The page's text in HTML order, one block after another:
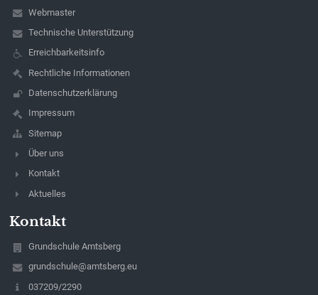
Webmaster
Technische Unterstützung
Erreichbarkeitsinfo
Rechtliche Informationen
Datenschutzerklärung
Impressum
Sitemap
Über uns
Kontakt
Aktuelles
Kontakt
Grundschule Amtsberg
grundschule@amtsberg.eu
037209/2290